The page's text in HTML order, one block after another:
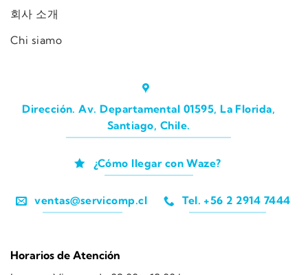
회사 소개
Chi siamo
Dirección. Av. Departamental 01595, La Florida,
Santiago, Chile.
¿Cómo llegar con Waze?
ventas@servicomp.cl Tel. +56 2 2914 7444
Horarios de Atención